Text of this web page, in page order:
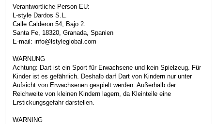
Verantwortliche Person EU:
L-style Dardos S.L.
Calle Calderon 54, Bajo 2.
Santa Fe, 18320, Granada, Spanien
E-mail: info@lstyleglobal.com
WARNUNG
Achtung: Dart ist ein Sport für Erwachsene und kein Spielzeug. Für
Kinder ist es gefährlich. Deshalb darf Dart von Kindern nur unter
Aufsicht von Erwachsenen gespielt werden. Außerhalb der
Reichweite von kleinen Kindern lagern, da Kleinteile eine
Erstickungsgefahr darstellen.
WARNING